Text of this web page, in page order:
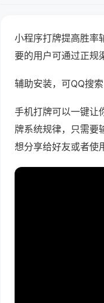
小程序打牌提高胜率
要的用户可通过正规
辅助安装，可QQ搜
手机打牌可以一键让
牌系统规律，只需要
想分享给好友或者使